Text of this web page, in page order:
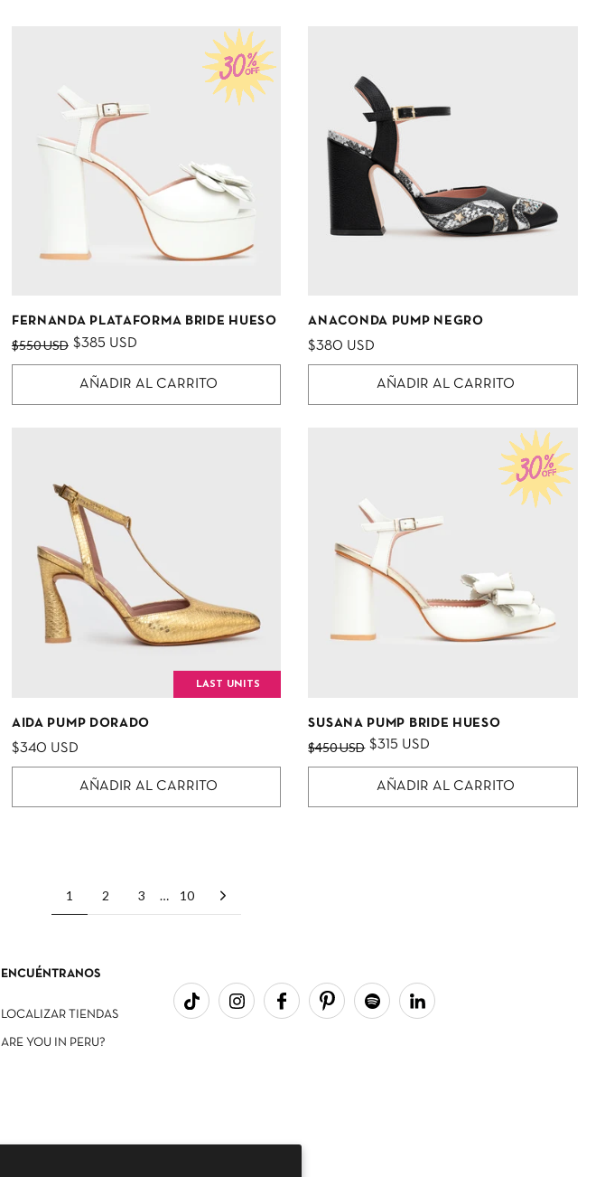
FERNANDA PLATAFORMA BRIDE HUESO
$550 USD $385 USD
AÑADIR AL CARRITO
ANACONDA PUMP NEGRO
$380 USD
AÑADIR AL CARRITO
LAST UNITS
AIDA PUMP DORADO
$340 USD
AÑADIR AL CARRITO
SUSANA PUMP BRIDE HUESO
$450 USD $315 USD
AÑADIR AL CARRITO
1 2 3 … 10
ENCUÉNTRANOS
LOCALIZAR TIENDAS
ARE YOU IN PERU?